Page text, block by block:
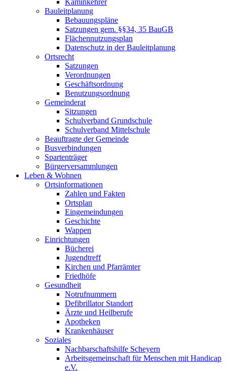
Kaminkehrer
Bauleitplanung
Bebauungspläne
Satzungen gem. §§34, 35 BauGB
Flächennutzungsplan
Datenschutz in der Bauleitplanung
Ortsrecht
Satzungen
Verordnungen
Geschäftsordnung
Benutzungsordnung
Gemeinderat
Sitzungen
Schulverband Grundschule
Schulverband Mittelschule
Beauftragte der Gemeinde
Busverbindungen
Spartenträger
Bürgerversammlungen
Leben & Wohnen
Ortsinformationen
Zahlen und Fakten
Ortsplan
Eingemeindungen
Geschichte
Wappen
Einrichtungen
Bücherei
Jugendtreff
Kirchen und Pfarrämter
Friedhöfe
Gesundheit
Notrufnummern
Defibrillator Standort
Ärzte und Heilberufe
Apotheken
Krankenhäuser
Soziales
Nachbarschaftshilfe Scheyern
Arbeitsgemeinschaft für Menschen mit Handicap
e.V.